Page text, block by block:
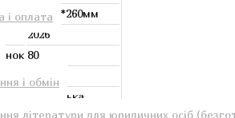
і оплата
і обмін
літератури для юридичних осіб
205мм*260мм
2026
80
м`яка
українська